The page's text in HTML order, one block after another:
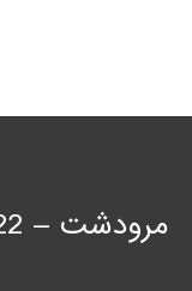
مرودشت – 22 بهمن شمالی